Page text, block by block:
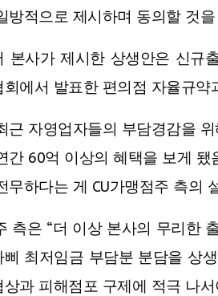
방적으로 제시하며 동의할 것
본사가 제시한 상생안은 신규
회에서 발표한 편의점 자율규
근 자영업자들의 부담경감을
간 60억 이상의 혜택을 보게
무하다는 게 CU가맹점주 측의
측은 “더 이상 본사의 무리한
삐 최저임금 부담분 분담을 상
상과 피해점포 구제에 적극 나